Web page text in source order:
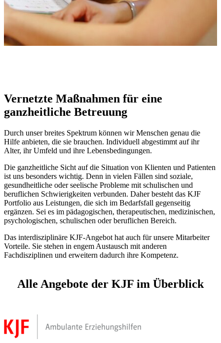
Vernetzte Maßnahmen für eine
ganzheitliche Betreuung
Durch unser breites Spektrum können wir Menschen genau die
Hilfe anbieten, die sie brauchen. Individuell abgestimmt auf ihr
Alter, ihr Umfeld und ihre Lebensbedingungen.
Die ganzheitliche Sicht auf die Situation von Klienten und Patienten
ist uns besonders wichtig. Denn in vielen Fällen sind soziale,
gesundheitliche oder seelische Probleme mit schulischen und
beruflichen Schwierigkeiten verbunden. Daher besteht das KJF
Portfolio aus Leistungen, die sich im Bedarfsfall gegenseitig
ergänzen. Sei es im pädagogischen, therapeutischen, medizinischen,
psychologischen, schulischen oder beruflichen Bereich.
Das interdisziplinäre KJF-Angebot hat auch für unsere Mitarbeiter
Vorteile. Sie stehen in engem Austausch mit anderen
Fachdisziplinen und erweitern dadurch ihre Kompetenz.
Alle Angebote der KJF im Überblick